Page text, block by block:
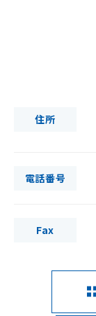
住所
電話番号
Fax